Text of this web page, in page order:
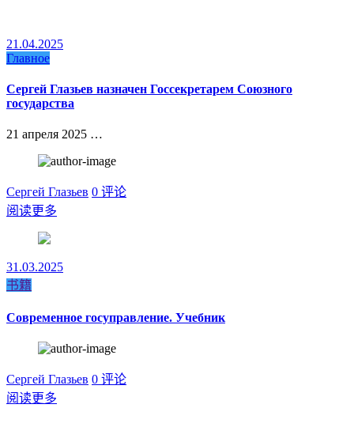
21.04.2025
Главное
Сергей Глазьев назначен Госсекретарем Союзного
государства
21 апреля 2025 …
Сергей Глазьев 0 评论
阅读更多
31.03.2025
书籍
Современное госуправление. Учебник
Сергей Глазьев 0 评论
阅读更多